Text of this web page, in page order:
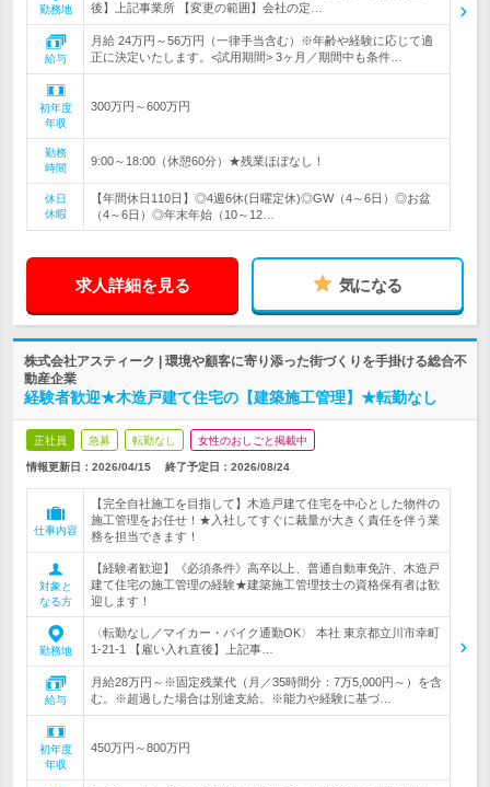
勤務地
後】上記事業所 【変更の範囲】会社の定…
給与
月給 24万円～56万円（一律手当含む）※年齢や経験に応じて適
正に決定いたします。<試用期間> 3ヶ月／期間中も条件…
初年度
年収
300万円～600万円
勤務
時間
9:00～18:00（休憩60分）★残業ほぼなし！
休日
休暇
【年間休日110日】◎4週6休(日曜定休)◎GW（4～6日）◎お盆
（4～6日）◎年末年始（10～12…
求人詳細を見る 気になる
株式会社アスティーク | 環境や顧客に寄り添った街づくりを手掛ける総合不
動産企業
経験者歓迎★木造戸建て住宅の【建築施工管理】★転勤なし
正社員 急募 転勤なし 女性のおしごと掲載中
情報更新日：2026/04/15 終了予定日： 2026/08/24
仕事内容
【完全自社施工を目指して】木造戸建て住宅を中心とした物件の
施工管理をお任せ！★入社してすぐに裁量が大きく責任を伴う業
務を担当できます！
対象と
なる方
【経験者歓迎】《必須条件》高卒以上、普通自動車免許、木造戸
建て住宅の施工管理の経験★建築施工管理技士の資格保有者は歓
迎します！
勤務地
〈転勤なし／マイカー・バイク通勤OK〉 本社 東京都立川市幸町
1-21-1 【雇い入れ直後】上記事…
給与
月給28万円～※固定残業代（月／35時間分：7万5,000円～）を含
む。※超過した場合は別途支給。※能力や経験に基づ…
初年度
年収
450万円～800万円